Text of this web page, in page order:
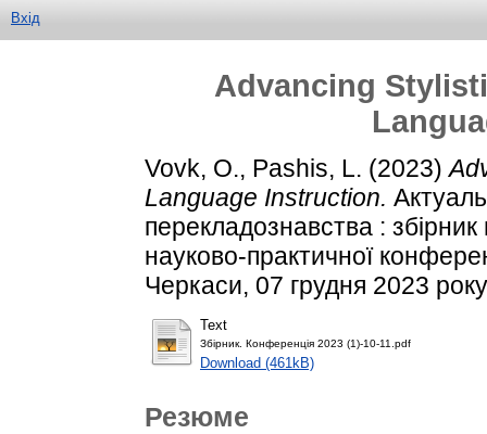
Вхід
Advancing
Vovk, O., Pashis, L. (2023)
Language Instruction.
перекладознавства : збірник
науково-практичної
Черкаси, 07 грудня 2023
Text
Збірник. Конференція 2023 (1)-10-11.pdf
Download (461kB)
Резюме